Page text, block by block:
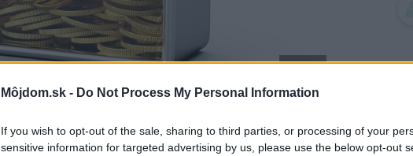
Môjdom.sk - Do Not Process My Personal Information
If you wish to opt-out of the sale, sharing to third parties, or processing of your
sensitive information for targeted advertising by us, please use the below opt-out